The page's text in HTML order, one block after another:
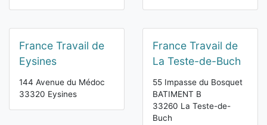
France Travail de
Eysines
144 Avenue du Médoc
33320 Eysines
France Travail de
La Teste-de-Buch
55 Impasse du Bosquet
BATIMENT B
33260 La Teste-de-
Buch